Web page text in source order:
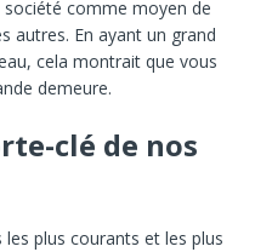
comme moyen de
autres. En ayant un grand
cela montrait que vous
demeure.
clé de nos
plus courants et les plus